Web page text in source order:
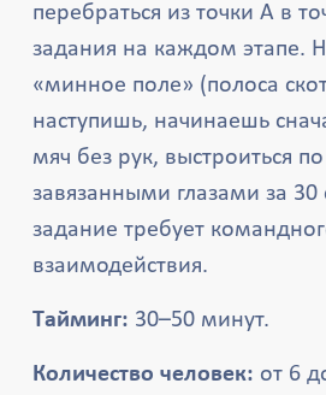
перебраться из точки А в
задания на каждом этапе.
«минное поле» (полоса
наступишь, начинаешь
мяч без рук, выстроиться по
завязанными глазами за
задание требует
взаимодействия.
Тайминг: 30–50 минут.
Количество человек: от 6